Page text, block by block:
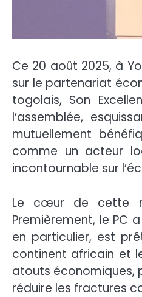
Ce 20 août 2025, à
sur le partenariat
togolais, Son
l’assemblée,
mutuellement
comme un acteur
incontournable sur
Le cœur de cette
Premièrement, le PC
en particulier, est
continent africain et
atouts économiques,
réduire les fractures